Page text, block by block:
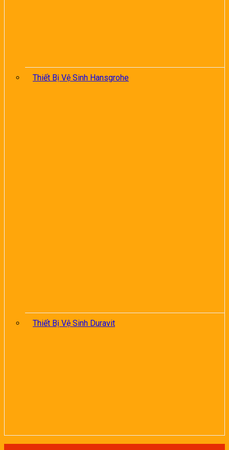
Thiết Bị Vệ Sinh Hansgrohe
Thiết Bị Vệ Sinh Duravit